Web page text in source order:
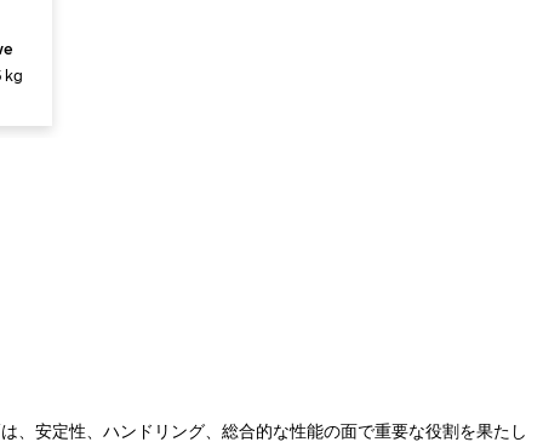
kg
、安定性、ハンドリング、総合的な性能の面で重要な役割を果たし